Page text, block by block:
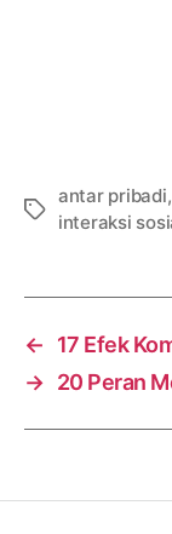
Tags
antar pribadi,
interaksi
←
17 Efek
→ 20 Peran